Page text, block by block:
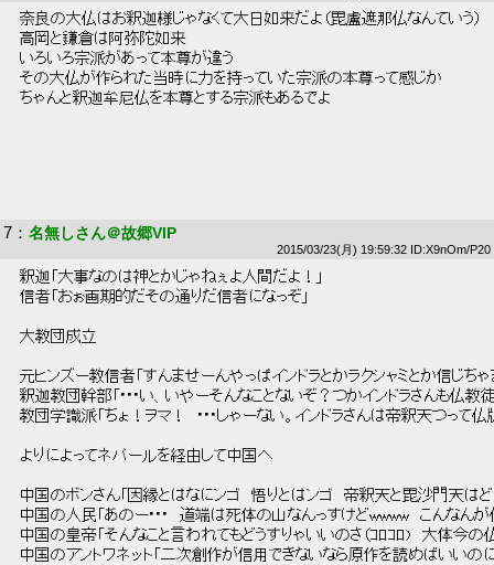
奈良の大仏はお釈迦様じゃなくて大日如来だよ（毘盧遮那仏なんていう）
高岡と鎌倉は阿弥陀如来
いろいろ宗派があって本尊が違う
その大仏が作られた当時に力を持っていた宗派の本尊って感じか
ちゃんと釈迦牟尼仏を本尊とする宗派もあるでよ
7 ： 名無しさん＠故郷VIP
2015/03/23(月) 19:59:32 ID:X9nOm/P20
釈迦「大事なのは神とかじゃねぇよ人間だよ！」
信者「おぉ画期的だその通りだ信者になっぞ」
大教団成立
元ヒンズー教信者「すんませーんやっぱインドラとかラクシャミとか信じち
釈迦教団幹部「･･･い、いやーそんなことないぞ？つかインドラさんも仏教
教団学識派「ちょ！ヲマ！　･･･しゃーない。インドラさんは帝釈天つって
よりによってネパールを経由して中国へ
中国のボンさん「因縁とはなにンゴ　悟りとはンゴ　帝釈天と毘沙門天は
中国の人民「あのー･･･　道端は死体の山なんっすけどwwww　こんなん
中国の皇帝「そんなこと言われてもどうすりゃいいのさ（ｺﾛｺﾛ)　大体今
中国のアントワネット「二次創作が信用できないなら原作を読めばいいの